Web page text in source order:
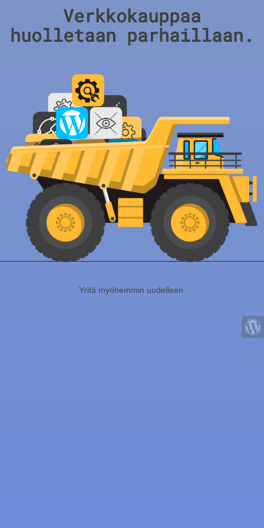
Verkkokauppaa
huolletaan parhaillaan.
Yritä myöhemmin uudelleen.